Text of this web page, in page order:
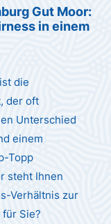
Gut Moor:
in einem
die
der oft
Unterschied
einem
Topp
steht Ihnen
Verhältnis zur
Sie?